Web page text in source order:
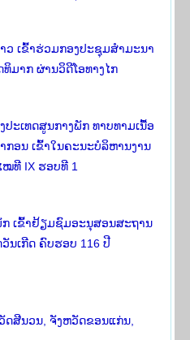
ເຂົ້າຮ່ວມກອງປະຊຸມສໍາມະນາ
ມາກ ຜ່ານວິດີໂອທາງໄກ
ະເທດສູນກາງພັກ ທາບທາມເນື້ອ
ອນ ເຂົ້າໃນຄະນະບໍລິຫານງານ
ທີ IX ຮອບທີ 1
ເຂົ້າຢ້ຽມຊົມອະນຸສອນສະຖານ
ນເກີດ ຄົບຮອບ 116 ປີ
ສີນວນ, ຈັງຫວັດຂອນແກ່ນ,